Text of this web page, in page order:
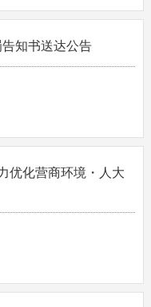
知书送达公告
优化营商环境・人大